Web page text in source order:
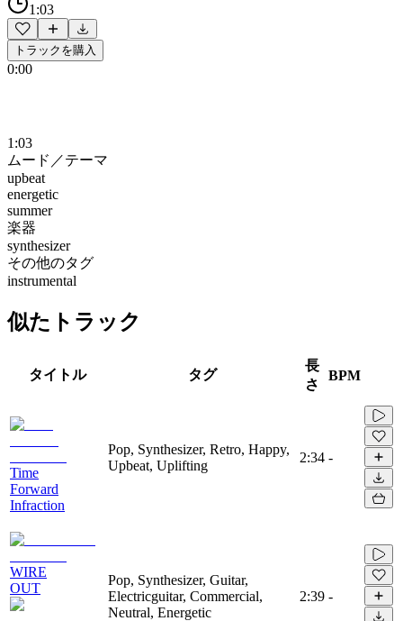
1:03
トラックを購入
0:00
1:03
ムード／テーマ
upbeat
energetic
summer
楽器
synthesizer
その他のタグ
instrumental
似たトラック
タイトル タグ
長
さ
BPM
Time
Forward
Infraction
Pop, Synthesizer, Retro, Happy,
Upbeat, Uplifting
2:34 -
WIRE
OUT
Pop, Synthesizer, Guitar,
Electricguitar, Commercial,
Neutral, Energetic
2:39 -